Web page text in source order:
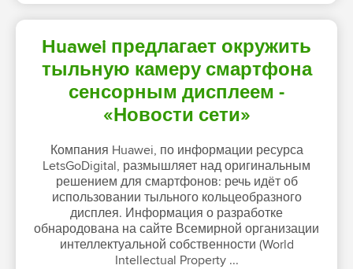
Huawei предлагает окружить
тыльную камеру смартфона
сенсорным дисплеем -
«Новости сети»
Компания Huawei, по информации ресурса
LetsGoDigital, размышляет над оригинальным
решением для смартфонов: речь идёт об
использовании тыльного кольцеобразного
дисплея. Информация о разработке
обнародована на сайте Всемирной организации
интеллектуальной собственности (World
Intellectual Property ...